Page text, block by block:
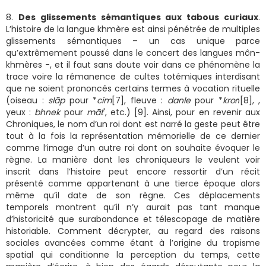
8. Des glissements sémantiques aux tabous curiaux.
L’histoire de la langue khmère est ainsi pénétrée de multiples
glissements sémantiques – un cas unique parce
qu’extrêmement poussé dans le concert des langues môn-
khmères -, et il faut sans doute voir dans ce phénomène la
trace voire la rémanence de cultes totémiques interdisant
que ne soient prononcés certains termes à vocation rituelle
(oiseau : slāppour *cim[7], fleuve : danlepour *kroṅ [8],,
yeux : bhnekpour māt', etc.) [9]. Ainsi, pour en revenir aux
Chroniques, le nom d’un roi dont est narré la geste peut être
tout à la fois la représentation mémorielle de ce dernier
comme l’image d’un autre roi dont on souhaite évoquer le
règne. La manière dont les chroniqueurs le veulent voir
inscrit dans l’histoire peut encore ressortir d’un récit
présenté comme appartenant à une tierce époque alors
même qu’il date de son règne. Ces déplacements
temporels montrent qu’il n’y aurait pas tant manque
d’historicité que surabondance et télescopage de matière
historiable. Comment décrypter, au regard des raisons
sociales avancées comme étant à l’origine du tropisme
spatial qui conditionne la perception du temps, cette